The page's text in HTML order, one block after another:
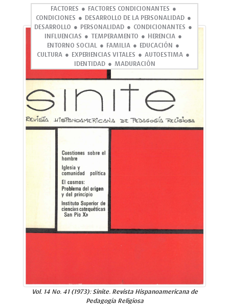
FACTORES
FACTORES CONDICIONANTES
CONDICIONES
DESARROLLO DE LA PERSONALIDAD
DESARROLLO
PERSONALIDAD
CONDICIONANTES
INFLUENCIAS
TEMPERAMENTO
HERENCIA
ENTORNO SOCIAL
FAMILIA
EDUCACIÓN
CULTURA
EXPERIENCIAS VITALES
AUTOESTIMA
IDENTIDAD
MADURACIÓN
Vol. 14 No. 41 (1973): Sinite. Revista Hispanoamericana de
Pedagogía Religiosa